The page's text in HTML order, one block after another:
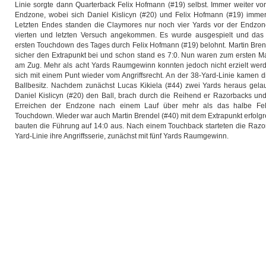
Linie sorgte dann Quarterback Felix Hofmann (#19) selbst. Immer weiter
Endzone, wobei sich Daniel Kislicyn (#20) und Felix Hofmann (#19)
Letzten Endes standen die Claymores nur noch vier Yards vor der
vierten und letzten Versuch angekommen. Es wurde ausgespielt und
ersten Touchdown des Tages durch Felix Hofmann (#19) belohnt. Martin
sicher den Extrapunkt bei und schon stand es 7:0. Nun waren zum ersten
am Zug. Mehr als acht Yards Raumgewinn konnten jedoch nicht erzielt
sich mit einem Punt wieder vom Angriffsrecht. An der 38-Yard-Linie kamen
Ballbesitz. Nachdem zunächst Lucas Kikiela (#44) zwei Yards heraus
Daniel Kislicyn (#20) den Ball, brach durch die Reihend er Razorbacks
Erreichen der Endzone nach einem Lauf über mehr als das halbe
Touchdown. Wieder war auch Martin Brendel (#40) mit dem Extrapunkt
bauten die Führung auf 14:0 aus. Nach einem Touchback starteten die
Yard-Linie ihre Angriffsserie, zunächst mit fünf Yards Raumgewinn.